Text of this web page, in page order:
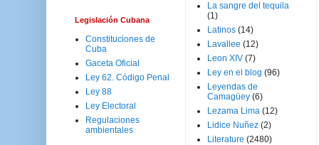
Legislación Cubana
Constituciones de
Cuba
Gaceta Oficial
Ley 62. Código Penal
Ley 88
Ley Electoral
Regulaciones
ambientales
La sangre del tequila
(1)
Latinos (14)
Lavallee (12)
Leon XIV (7)
Ley en el blog (96)
Leyendas de
Camagüey (6)
Lezama Lima (12)
Lidice Nuñez (2)
Literature (2480)